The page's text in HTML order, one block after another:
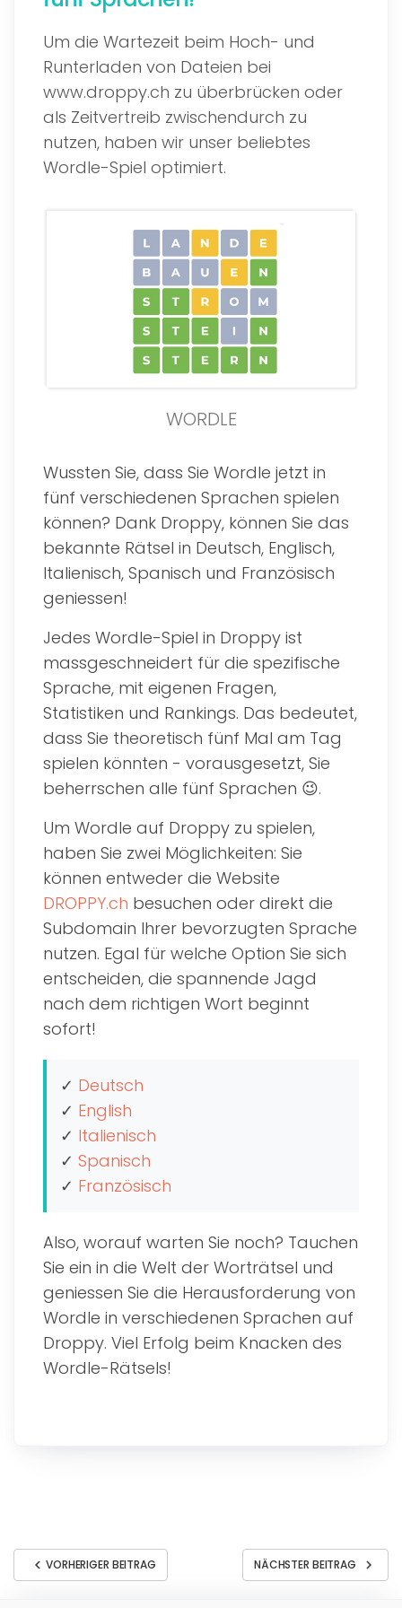
Um die Wartezeit beim Hoch- und
Runterladen von Dateien bei
www.droppy.ch zu überbrücken oder
als Zeitvertreib zwischendurch zu
nutzen, haben wir unser beliebtes
Wordle-Spiel optimiert.
WORDLE
Wussten Sie, dass Sie Wordle jetzt in
fünf verschiedenen Sprachen spielen
können? Dank Droppy, können Sie das
bekannte Rätsel in Deutsch, Englisch,
Italienisch, Spanisch und Französisch
geniessen!
Jedes Wordle-Spiel in Droppy ist
massgeschneidert für die spezifische
Sprache, mit eigenen Fragen,
Statistiken und Rankings. Das bedeutet,
dass Sie theoretisch fünf Mal am Tag
spielen könnten - vorausgesetzt, Sie
beherrschen alle fünf Sprachen 😉.
Um Wordle auf Droppy zu spielen,
haben Sie zwei Möglichkeiten: Sie
können entweder die Website
DROPPY.ch besuchen oder direkt die
Subdomain Ihrer bevorzugten Sprache
nutzen. Egal für welche Option Sie sich
entscheiden, die spannende Jagd
nach dem richtigen Wort beginnt
sofort!
✓ Deutsch
✓ English
✓ Italienisch
✓ Spanisch
✓ Französisch
Also, worauf warten Sie noch? Tauchen
Sie ein in die Welt der Worträtsel und
geniessen Sie die Herausforderung von
Wordle in verschiedenen Sprachen auf
Droppy. Viel Erfolg beim Knacken des
Wordle-Rätsels!
chevron_left VORHERIGER BEITRAG NÄCHSTER BEITRAG chevron_right